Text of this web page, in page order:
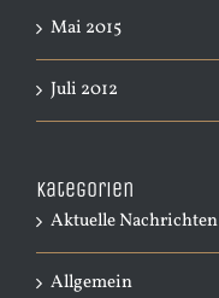
Mai 2015
Juli 2012
Kategorien
Aktuelle Nachrichten
Allgemein